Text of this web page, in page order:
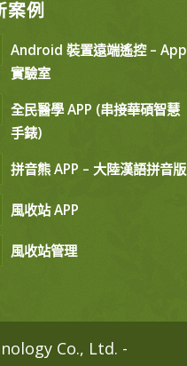
案例
Android 裝置遠端遙控 – App
實驗室
全民醫學 APP (串接華碩智慧
手錶)
拼音熊 APP – 大陸漢語拼音版
風收站 APP
風收站管理
Co., Ltd. -